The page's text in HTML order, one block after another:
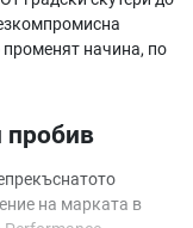
начина, по
пробив
на марката в